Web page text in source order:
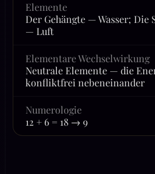
Elemente
Der Gehängte — Wasser; Die
— Luft
Elementare Wechselwirkung
Neutrale Elemente — die
konfliktfrei nebeneinander
Numerologie
12 + 6 = 18 → 9